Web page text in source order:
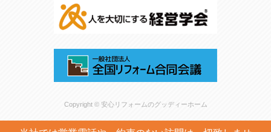
Copyright © 安心リフォームのグッディーホーム